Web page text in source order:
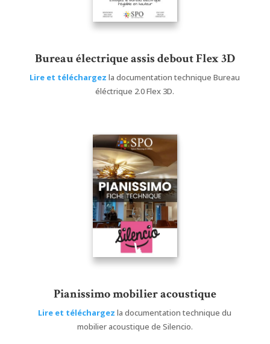
Bureau électrique assis debout Flex 3D
Lire et téléchargez la documentation technique Bureau
éléctrique 2.0 Flex 3D.
Pianissimo mobilier acoustique
Lire et téléchargez la documentation technique du
mobilier acoustique de Silencio.